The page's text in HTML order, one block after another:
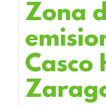
Zona
Casco